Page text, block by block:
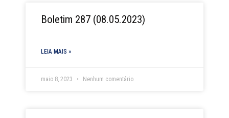
Boletim 287 (08.05.2023)
LEIA MAIS »
maio 8, 2023 Nenhum comentário